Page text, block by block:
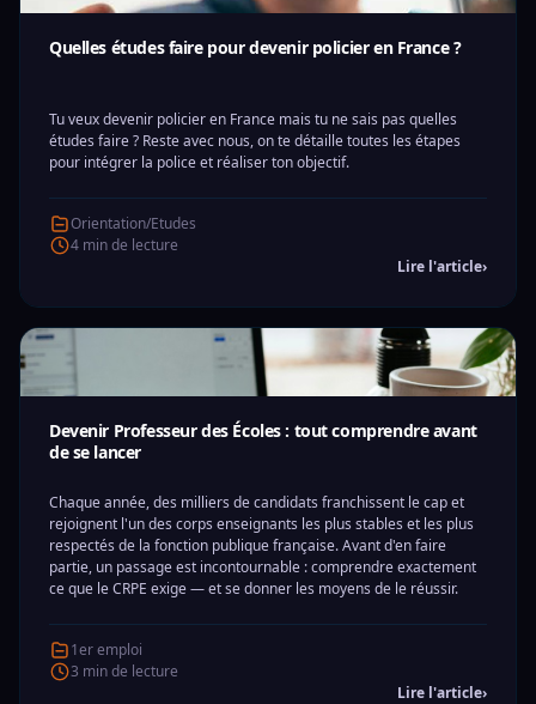
Quelles études faire pour devenir policier en France ?
Tu veux devenir policier en France mais tu ne sais pas quelles
études faire ? Reste avec nous, on te détaille toutes les étapes
pour intégrer la police et réaliser ton objectif.
Orientation/Etudes
4 min de lecture
Lire l'article›
Devenir Professeur des Écoles : tout comprendre avant
de se lancer
Chaque année, des milliers de candidats franchissent le cap et
rejoignent l'un des corps enseignants les plus stables et les plus
respectés de la fonction publique française. Avant d'en faire
partie, un passage est incontournable : comprendre exactement
ce que le CRPE exige — et se donner les moyens de le réussir.
1er emploi
3 min de lecture
Lire l'article›